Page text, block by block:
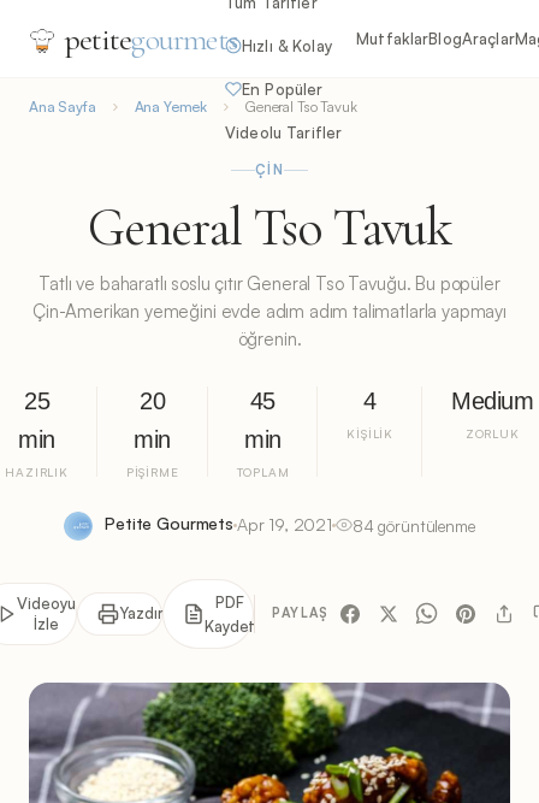
petitegourmets Hızlı & Kolay
En Popüler
Videolu Tarifler
MutfaklarBlogAraçlar
Ana Sayfa Ana Yemek General Tso Tavuk
ÇIN
General Tso Tavuk
Tatlı ve baharatlı soslu çıtır General Tso Tavuğu. Bu popüler
Çin-Amerikan yemeğini evde adım adım talimatlarla yapmayı
öğrenin.
25
min
HAZIRLIK
20
min
PIŞIRME
45
min
TOPLAM
4
KIŞILIK
Medium
ZORLUK
Petite Gourmets Apr 19, 2021 84 görüntülenme
Videoyu
İzle
Yazdır
PDF
Kaydet
PAYLAŞ